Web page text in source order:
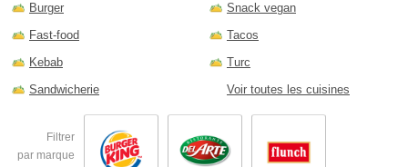
Burger
Fast-food
Kebab
Sandwicherie
Snack vegan
Tacos
Turc
Voir toutes les cuisines
Filtrer
par marque